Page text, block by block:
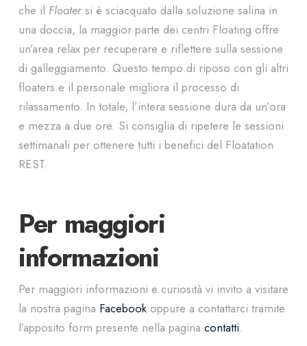
che il Floatersi è sciacquato dalla soluzione salina in
una doccia, la maggior parte dei centri Floating offre
un’area relax per recuperare e riflettere sulla sessione
di galleggiamento. Questo tempo di riposo con gli altri
floaters e il personale migliora il processo di
rilassamento. In totale, l’intera sessione dura da un’ora
e mezza a due ore. Si consiglia di ripetere le sessioni
settimanali per ottenere tutti i benefici del Floatation
REST.
Per maggiori
informazioni
Per maggiori informazioni e curiosità vi invito a visitare
la nostra pagina Facebookoppure a contattarci tramite
l’apposito form presente nella pagina contatti.